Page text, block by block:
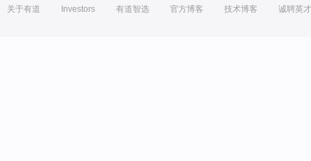
关于有道 Investors 有道智选 官方博客 技术博客 诚聘英才